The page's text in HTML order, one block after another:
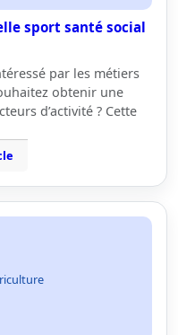
sport santé social
par les métiers
obtenir une
d’activité ? Cette